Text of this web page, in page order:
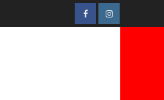
FacebookInstagram